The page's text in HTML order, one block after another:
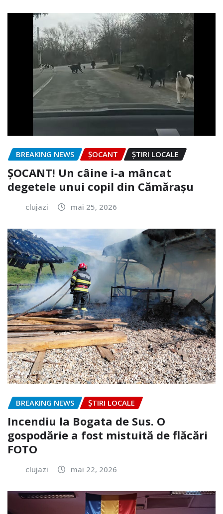
BREAKING NEWS ȘOCANT ȘTIRI LOCALE
ȘOCANT! Un câine i-a mâncat
degetele unui copil din Cămărașu
clujazi mai 25, 2026
BREAKING NEWS ȘTIRI LOCALE
Incendiu la Bogata de Sus. O
gospodărie a fost mistuită de flăcări
FOTO
clujazi mai 22, 2026